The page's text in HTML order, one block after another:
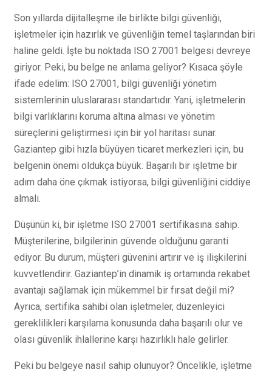
Son yıllarda dijitalleşme ile birlikte bilgi güvenliği,
işletmeler için hazırlık ve güvenliğin temel taşlarından biri
haline geldi. İşte bu noktada ISO 27001 belgesi devreye
giriyor. Peki, bu belge ne anlama geliyor? Kısaca şöyle
ifade edelim: ISO 27001, bilgi güvenliği yönetim
sistemlerinin uluslararası standartıdır. Yani, işletmelerin
bilgi varlıklarını koruma altına alması ve yönetim
süreçlerini geliştirmesi için bir yol haritası sunar.
Gaziantep gibi hızla büyüyen ticaret merkezleri için, bu
belgenin önemi oldukça büyük. Başarılı bir işletme bir
adım daha öne çıkmak istiyorsa, bilgi güvenliğini ciddiye
almalı.
Düşünün ki, bir işletme ISO 27001 sertifikasına sahip.
Müşterilerine, bilgilerinin güvende olduğunu garanti
ediyor. Bu durum, müşteri güvenini artırır ve iş ilişkilerini
kuvvetlendirir. Gaziantep’in dinamik iş ortamında rekabet
avantajı sağlamak için mükemmel bir fırsat değil mi?
Ayrıca, sertifika sahibi olan işletmeler, düzenleyici
gereklilikleri karşılama konusunda daha başarılı olur ve
olası güvenlik ihlallerine karşı hazırlıklı hale gelirler.
Peki bu belgeye nasıl sahip olunuyor? Öncelikle, işletme